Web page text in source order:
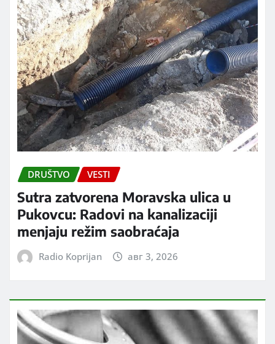
DRUŠTVO VESTI
Sutra zatvorena Moravska ulica u
Pukovcu: Radovi na kanalizaciji
menjaju režim saobraćaja
Radio Koprijan авг 3, 2026